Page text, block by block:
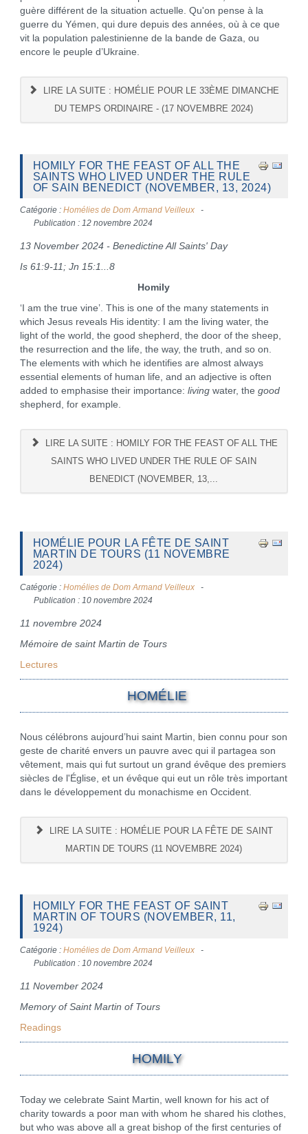
guère différent de la situation actuelle. Qu'on pense à la
guerre du Yémen, qui dure depuis des années, où à ce que
vit la population palestinienne de la bande de Gaza, ou
encore le peuple d’Ukraine.
LIRE LA SUITE : HOMÉLIE POUR LE 33ÈME DIMANCHE
DU TEMPS ORDINAIRE - (17 NOVEMBRE 2024)
HOMILY FOR THE FEAST OF ALL THE
SAINTS WHO LIVED UNDER THE RULE
OF SAIN BENEDICT (NOVEMBER, 13, 2024)
Catégorie : Homélies de Dom Armand Veilleux
Publication : 12 novembre 2024
13 November 2024 - Benedictine All Saints' Day
Is 61:9-11; Jn 15:1...8
Homily
‘I am the true vine’. This is one of the many statements in
which Jesus reveals His identity: I am the living water, the
light of the world, the good shepherd, the door of the sheep,
the resurrection and the life, the way, the truth, and so on.
The elements with which he identifies are almost always
essential elements of human life, and an adjective is often
added to emphasise their importance: livingwater, the good
shepherd, for example.
LIRE LA SUITE : HOMILY FOR THE FEAST OF ALL THE
SAINTS WHO LIVED UNDER THE RULE OF SAIN
BENEDICT (NOVEMBER, 13,...
HOMÉLIE POUR LA FÊTE DE SAINT
MARTIN DE TOURS (11 NOVEMBRE
2024)
Catégorie : Homélies de Dom Armand Veilleux
Publication : 10 novembre 2024
11 novembre 2024
Mémoire de saint Martin de Tours
Lectures
HOMÉLIE
Nous célébrons aujourd’hui saint Martin, bien connu pour son
geste de charité envers un pauvre avec qui il partagea son
vêtement, mais qui fut surtout un grand évêque des premiers
siècles de l'Église, et un évêque qui eut un rôle très important
dans le développement du monachisme en Occident.
LIRE LA SUITE : HOMÉLIE POUR LA FÊTE DE SAINT
MARTIN DE TOURS (11 NOVEMBRE 2024)
HOMILY FOR THE FEAST OF SAINT
MARTIN OF TOURS (NOVEMBER, 11,
1924)
Catégorie : Homélies de Dom Armand Veilleux
Publication : 10 novembre 2024
11 November 2024
Memory of Saint Martin of Tours
Readings
HOMILY
Today we celebrate Saint Martin, well known for his act of
charity towards a poor man with whom he shared his clothes,
but who was above all a great bishop of the first centuries of